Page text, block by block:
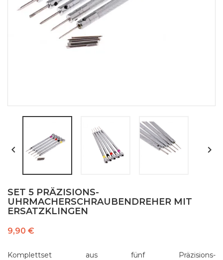
 
SET 5 PRÄZISIONS-
UHRMACHERSCHRAUBENDREHER MIT
ERSATZKLINGEN
9,90 €
Komplettset aus fünf Präzisions-